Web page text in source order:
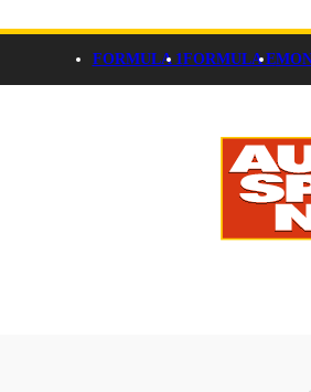
FORMULA 1FORMULA E